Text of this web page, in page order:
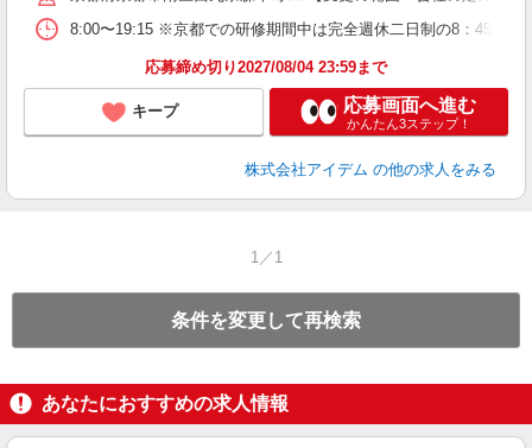
8:00〜19:15 ※京都での研修期間中は完全週休二日制の8：45〜
応募締め切り2027/08/04 23:59まで
キープ 応募画面へ進む
かんたん3ステップ！
株式会社アイデム の他の求人をみる
1／1
条件を変更して再検索
あなたにおすすめの求人情報